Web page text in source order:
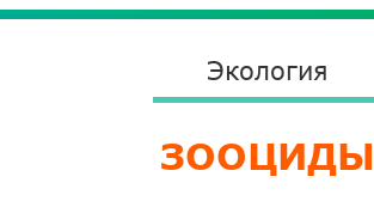
Экология
ЗООЦИДЫ